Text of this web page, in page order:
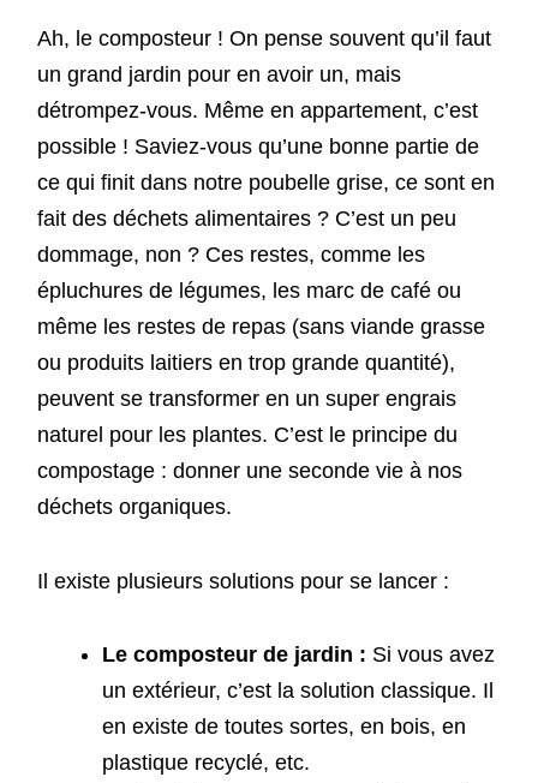
Ah, le composteur ! On pense souvent qu’il faut
un grand jardin pour en avoir un, mais
détrompez-vous. Même en appartement, c’est
possible ! Saviez-vous qu’une bonne partie de
ce qui finit dans notre poubelle grise, ce sont en
fait des déchets alimentaires ? C’est un peu
dommage, non ? Ces restes, comme les
épluchures de légumes, les marc de café ou
même les restes de repas (sans viande grasse
ou produits laitiers en trop grande quantité),
peuvent se transformer en un super engrais
naturel pour les plantes. C’est le principe du
compostage : donner une seconde vie à nos
déchets organiques.
Il existe plusieurs solutions pour se lancer :
Le composteur de jardin : Si vous avez
un extérieur, c’est la solution classique. Il
en existe de toutes sortes, en bois, en
plastique recyclé, etc.